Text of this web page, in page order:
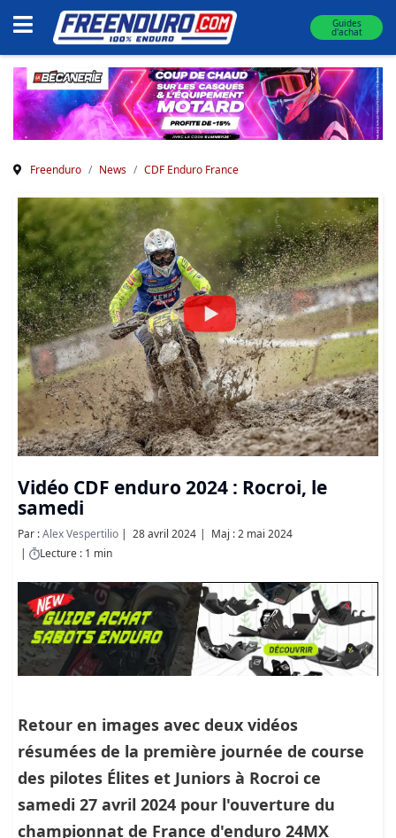
Guides
d'achat
Freenduro News CDF Enduro France
Vidéo CDF enduro 2024 : Rocroi, le
samedi
Par :Alex Vespertilio 28 avril 2024
Maj : 2 mai 2024
Lecture : 1 min
Retour en images avec deux vidéos
résumées de la première journée de course
des pilotes Élites et Juniors à Rocroi ce
samedi 27 avril 2024 pour l'ouverture du
championnat de France d'enduro 24MX